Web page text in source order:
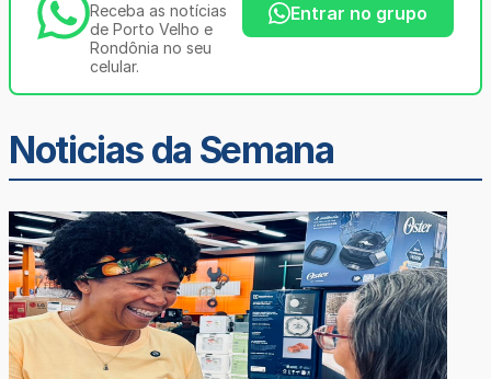
Receba as notícias
de Porto Velho e
Rondônia no seu
celular.
Entrar no grupo
Noticias da Semana